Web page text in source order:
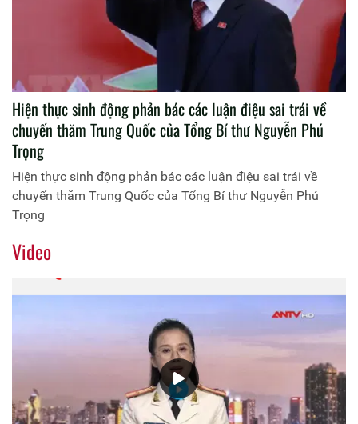
Hiện thực sinh động phản bác các luận điệu sai trái về
chuyến thăm Trung Quốc của Tổng Bí thư Nguyễn Phú
Trọng
Hiện thực sinh động phản bác các luận điệu sai trái về
chuyến thăm Trung Quốc của Tổng Bí thư Nguyễn Phú
Trọng
Video